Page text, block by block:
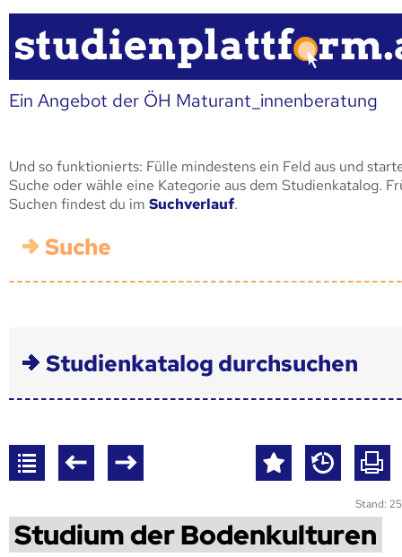
Ein Angebot der ÖH Maturant_innenberatung
Und so funktionierts: Fülle mindestens ein Feld aus und
Suche oder wähle eine Kategorie aus dem Studienkatalog.
Suchen findest du im Suchverlauf.
Suche
Studienkatalog durchsuchen
Stand:
Studium der Bodenkulturen